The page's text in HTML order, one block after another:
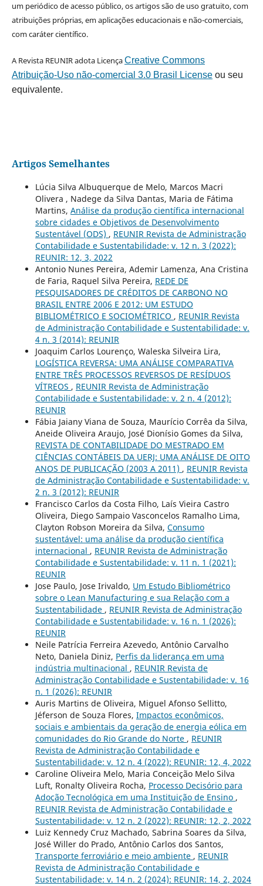
um periódico de acesso público, os artigos são de uso gratuito, com
atribuições próprias, em aplicações educacionais e não-comerciais,
com caráter científico.
A Revista REUNIR adota LicençaCreative Commons
Atribuição-Uso não-comercial 3.0 Brasil Licenseou seu
equivalente.
Artigos Semelhantes
Lúcia Silva Albuquerque de Melo, Marcos Macri
Olivera , Nadege da Silva Dantas, Maria de Fátima
Martins, Análise da produção científica internacional
sobre cidades e Objetivos de Desenvolvimento
Sustentável (ODS) , REUNIR Revista de Administração
Contabilidade e Sustentabilidade: v. 12 n. 3 (2022):
REUNIR: 12, 3, 2022
Antonio Nunes Pereira, Ademir Lamenza, Ana Cristina
de Faria, Raquel Silva Pereira, REDE DE
PESQUISADORES DE CRÉDITOS DE CARBONO NO
BRASIL ENTRE 2006 E 2012: UM ESTUDO
BIBLIOMÉTRICO E SOCIOMÉTRICO , REUNIR Revista
de Administração Contabilidade e Sustentabilidade: v.
4 n. 3 (2014): REUNIR
Joaquim Carlos Lourenço, Waleska Silveira Lira,
LOGÍSTICA REVERSA: UMA ANÁLISE COMPARATIVA
ENTRE TRÊS PROCESSOS REVERSOS DE RESÍDUOS
VÍTREOS , REUNIR Revista de Administração
Contabilidade e Sustentabilidade: v. 2 n. 4 (2012):
REUNIR
Fábia Jaiany Viana de Souza, Maurício Corrêa da Silva,
Aneide Oliveira Araujo, José Dionísio Gomes da Silva,
REVISTA DE CONTABILIDADE DO MESTRADO EM
CIÊNCIAS CONTÁBEIS DA UERJ: UMA ANÁLISE DE OITO
ANOS DE PUBLICAÇÃO (2003 A 2011) , REUNIR Revista
de Administração Contabilidade e Sustentabilidade: v.
2 n. 3 (2012): REUNIR
Francisco Carlos da Costa Filho, Laís Vieira Castro
Oliveira, Diego Sampaio Vasconcelos Ramalho Lima,
Clayton Robson Moreira da Silva, Consumo
sustentável: uma análise da produção científica
internacional , REUNIR Revista de Administração
Contabilidade e Sustentabilidade: v. 11 n. 1 (2021):
REUNIR
Jose Paulo, Jose Irivaldo, Um Estudo Bibliométrico
sobre o Lean Manufacturing e sua Relação com a
Sustentabilidade , REUNIR Revista de Administração
Contabilidade e Sustentabilidade: v. 16 n. 1 (2026):
REUNIR
Neile Patrícia Ferreira Azevedo, Antônio Carvalho
Neto, Daniela Diniz, Perfis da liderança em uma
indústria multinacional , REUNIR Revista de
Administração Contabilidade e Sustentabilidade: v. 16
n. 1 (2026): REUNIR
Auris Martins de Oliveira, Miguel Afonso Sellitto,
Jéferson de Souza Flores, Impactos econômicos,
sociais e ambientais da geração de energia eólica em
comunidades do Rio Grande do Norte , REUNIR
Revista de Administração Contabilidade e
Sustentabilidade: v. 12 n. 4 (2022): REUNIR: 12, 4, 2022
Caroline Oliveira Melo, Maria Conceição Melo Silva
Luft, Ronalty Oliveira Rocha, Processo Decisório para
Adoção Tecnológica em uma Instituição de Ensino ,
REUNIR Revista de Administração Contabilidade e
Sustentabilidade: v. 12 n. 2 (2022): REUNIR: 12, 2, 2022
Luiz Kennedy Cruz Machado, Sabrina Soares da Silva,
José Willer do Prado, Antônio Carlos dos Santos,
Transporte ferroviário e meio ambiente , REUNIR
Revista de Administração Contabilidade e
Sustentabilidade: v. 14 n. 2 (2024): REUNIR: 14, 2, 2024